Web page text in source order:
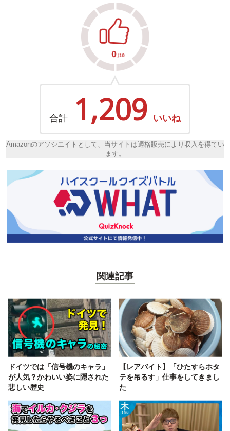
合計 1,209 いいね
Amazonのアソシエイトとして、当サイトは適格販売により収入を得てい
ます。
関連記事
ドイツでは「信号機のキャラ」
が人気？かわいい姿に隠された
悲しい歴史
【レアバイト】「ひたすらホタ
テを吊るす」仕事をしてきまし
た